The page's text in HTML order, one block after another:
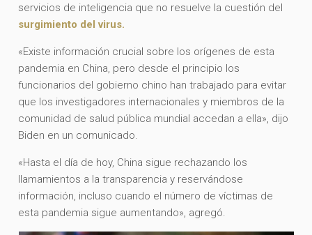
servicios de inteligencia que no resuelve la cuestión del
surgimiento del virus.
«Existe información crucial sobre los orígenes de esta
pandemia en China, pero desde el principio los
funcionarios del gobierno chino han trabajado para evitar
que los investigadores internacionales y miembros de la
comunidad de salud pública mundial accedan a ella», dijo
Biden en un comunicado.
«Hasta el día de hoy, China sigue rechazando los
llamamientos a la transparencia y reservándose
información, incluso cuando el número de víctimas de
esta pandemia sigue aumentando», agregó.